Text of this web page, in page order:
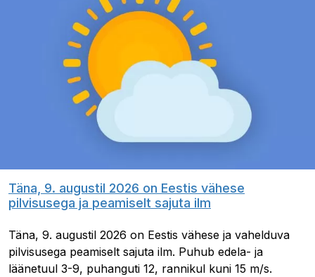
Täna, 9. augustil 2026 on Eestis vähese
pilvisusega ja peamiselt sajuta ilm
Täna, 9. augustil 2026 on Eestis vähese ja vahelduva
pilvisusega peamiselt sajuta ilm. Puhub edela- ja
läänetuul 3-9, puhanguti 12, rannikul kuni 15 m/s.